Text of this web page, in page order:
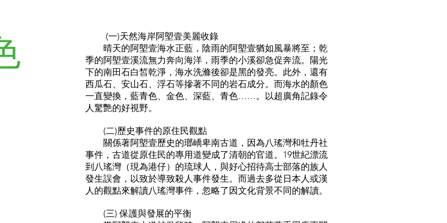
(一)天然海岸阿塱壹美麗收錄
晴天的阿塱壹海水正藍，陰雨的阿塱壹猶如風暴將至；乾
季的阿塱壹溪流無力奔向海洋，雨季的小溪卻急促奔流。陽光
下的南田石白皙乾淨，海水洗滌後卻是黑的發亮。此外，還有
西瓜石、安山石、浮石等摻著不同的岩石成分。而海水的顏色
一直變換，藍青色、金色、深藍、青色……。以超廣角記錄令
人驚艷的好視野。
(二)歷史事件的原住民觀點
關係著阿塱壹歷史的瑯嶠卑南古道，因為八瑤灣和牡丹社
事件，古道從原住民的專用道變成了清朝的官道。19世紀漂流
到八瑤灣（現為港仔）的琉球人，與好心招待高士部落的族人
發生誤會，以致於導致殺人事件發生。而過去多從日本人或漢
人的觀點來解讀八瑤灣事件，忽略了因文化背景不同的解讀。
(三) 保護與發展的平衡